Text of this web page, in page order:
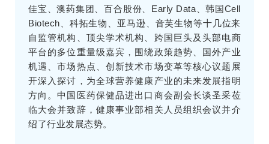
佳宝、澳药集团、百合股份、Early Data、韩国Cell
Biotech、科拓生物、亚马逊、音芙生物等十几位来
自监管机构、顶尖学术机构、跨国巨头及头部电商
平台的多位重量级嘉宾，围绕政策趋势、国外产业
机遇、市场热点、创新技术市场变革等核心议题展
开深入探讨，为全球营养健康产业的未来发展指明
方向。中国医药保健品进出口商会副会长谈圣采莅
临大会并致辞，健康事业部相关人员组织会议并介
绍了行业发展态势。